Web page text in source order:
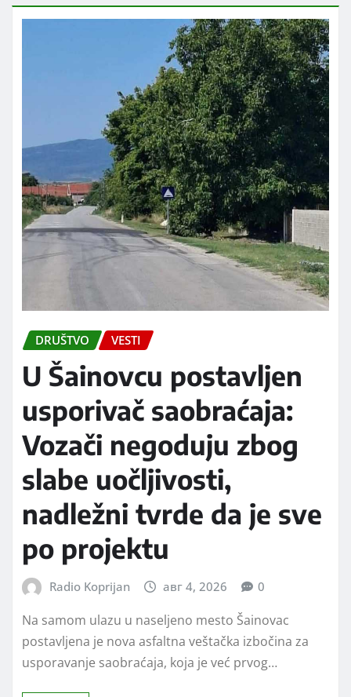
DRUŠTVO VESTI
U Šainovcu postavljen
usporivač saobraćaja:
Vozači negoduju zbog
slabe uočljivosti,
nadležni tvrde da je sve
po projektu
Radio Koprijan авг 4, 2026 0
Na samom ulazu u naseljeno mesto Šainovac
postavljena je nova asfaltna veštačka izbočina za
usporavanje saobraćaja, koja je već prvog…